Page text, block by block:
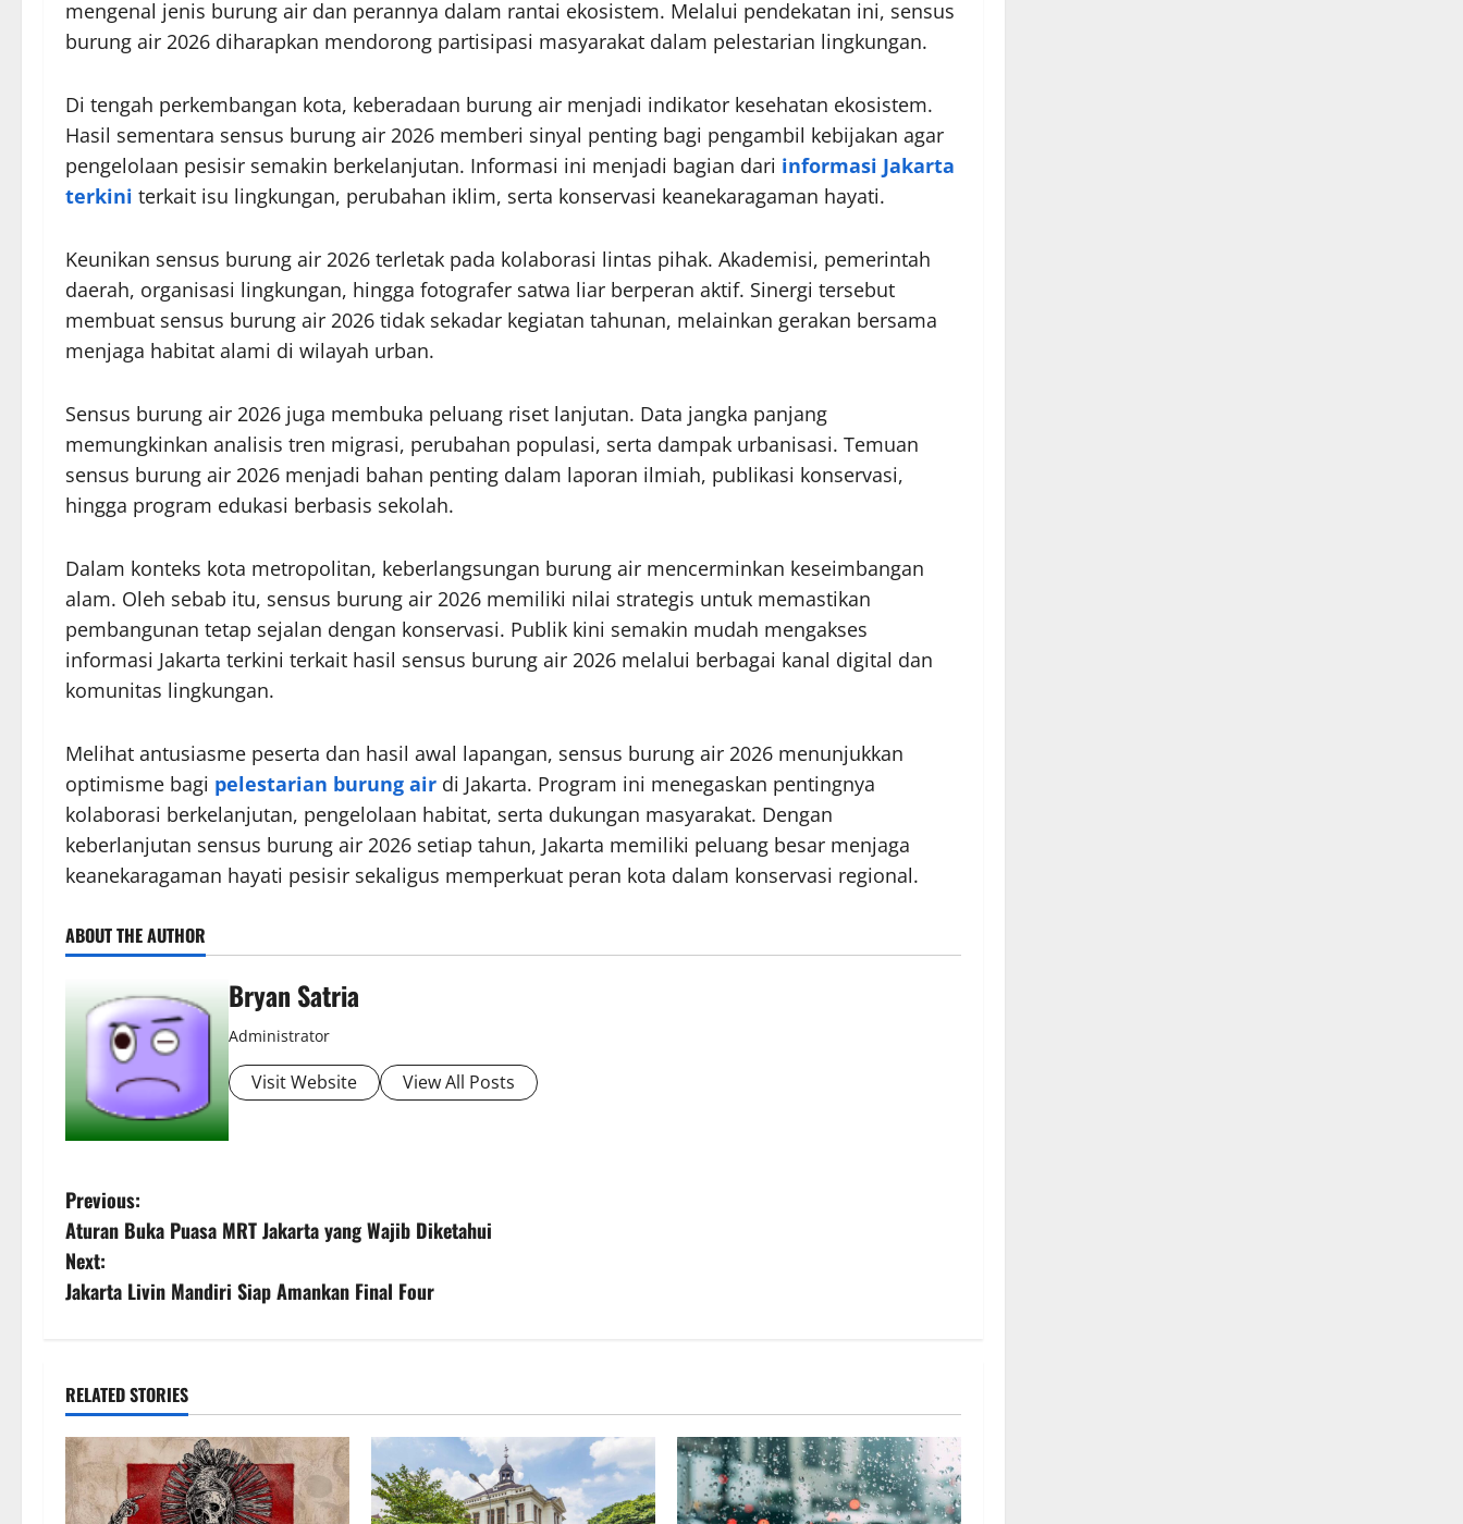
mengenal jenis burung air dan perannya dalam rantai ekosistem. Melalui pendekatan ini, sensus
burung air 2026 diharapkan mendorong partisipasi masyarakat dalam pelestarian lingkungan.
Di tengah perkembangan kota, keberadaan burung air menjadi indikator kesehatan ekosistem.
Hasil sementara sensus burung air 2026 memberi sinyal penting bagi pengambil kebijakan agar
pengelolaan pesisir semakin berkelanjutan. Informasi ini menjadi bagian dari informasi Jakarta
terkini terkait isu lingkungan, perubahan iklim, serta konservasi keanekaragaman hayati.
Keunikan sensus burung air 2026 terletak pada kolaborasi lintas pihak. Akademisi, pemerintah
daerah, organisasi lingkungan, hingga fotografer satwa liar berperan aktif. Sinergi tersebut
membuat sensus burung air 2026 tidak sekadar kegiatan tahunan, melainkan gerakan bersama
menjaga habitat alami di wilayah urban.
Sensus burung air 2026 juga membuka peluang riset lanjutan. Data jangka panjang
memungkinkan analisis tren migrasi, perubahan populasi, serta dampak urbanisasi. Temuan
sensus burung air 2026 menjadi bahan penting dalam laporan ilmiah, publikasi konservasi,
hingga program edukasi berbasis sekolah.
Dalam konteks kota metropolitan, keberlangsungan burung air mencerminkan keseimbangan
alam. Oleh sebab itu, sensus burung air 2026 memiliki nilai strategis untuk memastikan
pembangunan tetap sejalan dengan konservasi. Publik kini semakin mudah mengakses
informasi Jakarta terkini terkait hasil sensus burung air 2026 melalui berbagai kanal digital dan
komunitas lingkungan.
Melihat antusiasme peserta dan hasil awal lapangan, sensus burung air 2026 menunjukkan
optimisme bagi pelestarian burung air di Jakarta. Program ini menegaskan pentingnya
kolaborasi berkelanjutan, pengelolaan habitat, serta dukungan masyarakat. Dengan
keberlanjutan sensus burung air 2026 setiap tahun, Jakarta memiliki peluang besar menjaga
keanekaragaman hayati pesisir sekaligus memperkuat peran kota dalam konservasi regional.
ABOUT THE AUTHOR
Bryan Satria
Administrator
Visit Website View All Posts
P
o
s
n
a
v
Previous:
Aturan Buka Puasa MRT Jakarta yang Wajib Diketahui
Next:
Jakarta Livin Mandiri Siap Amankan Final Four
RELATED STORIES